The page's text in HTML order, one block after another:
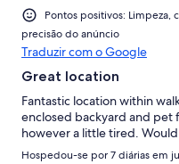
Pontos positivos: Limpeza,
precisão do anúncio
Traduzir com o Google
Great location
Fantastic location within
enclosed backyard and pet
however a little tired. Would
Hospedou-se por 7 diárias em